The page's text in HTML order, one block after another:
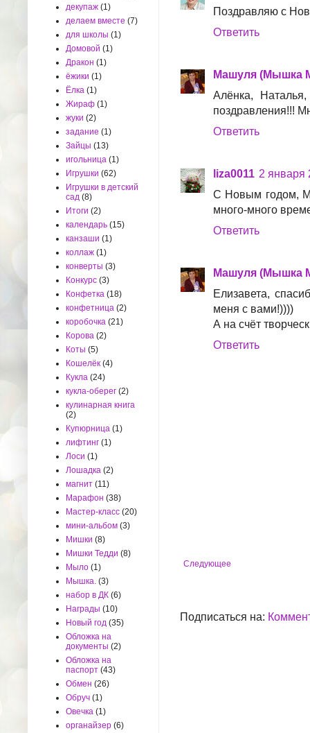
Поздравляю с
Ответить
Машуля (Мышка
Алёнка,
поздравления!!!
Ответить
liza0011 2 января
С Новым годом,
много-много
Ответить
Машуля (Мышка
Елизавета,
меня с вами!))))
А на счёт
Ответить
Следующее
Подписаться на:
декупаж (1)
делаем вместе (7)
для школы (1)
Домовой (1)
Дракон (1)
ёжики (1)
Ёлка (1)
Жираф (1)
жуки (2)
задание (1)
Зайцы (13)
игольница (1)
Игрушки (62)
Игрушки в детский
сад (8)
Итоги (2)
календарь (15)
канзаши (1)
коллаж (1)
конверты (3)
Конкурс (3)
Конфетка (18)
конфетница (2)
коробочка (21)
Корова (2)
Коты (5)
Кошелёк (4)
Кукла (24)
кукла-оберег (2)
кулинарная книга
(2)
Купюрница (1)
лифтинг (1)
Лоси (1)
Лошадка (2)
магнит (11)
Марафон (38)
Мастер-класс (20)
мини-альбом (3)
Мишки (8)
Мишки Тедди (8)
Мыло (1)
Мышка. (3)
набор в ДК (6)
Награды (10)
Новый год (35)
Обложка на
документы (2)
Обложка на
паспорт (43)
Обмен (26)
Обруч (1)
Овечка (1)
органайзер (6)